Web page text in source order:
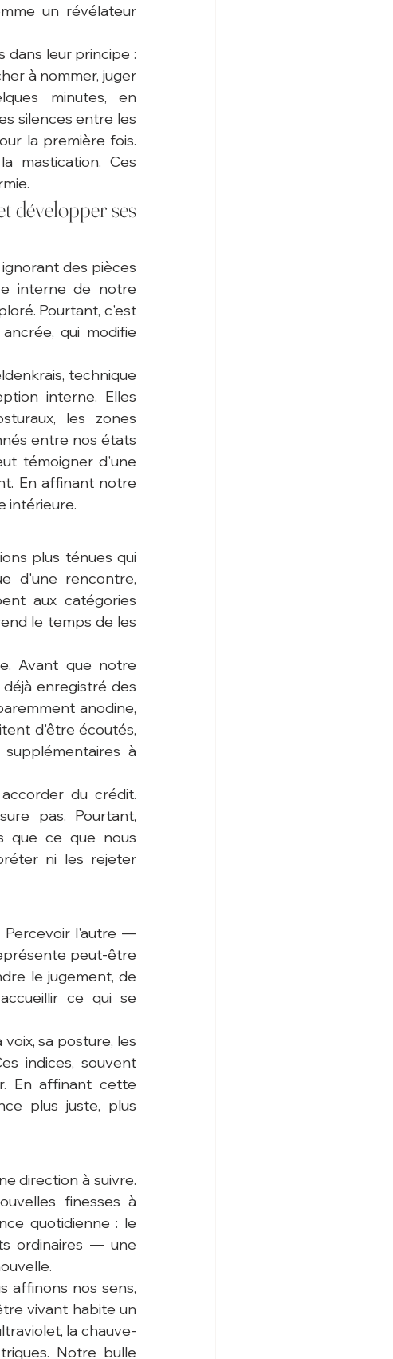
un révélateur
dans leur principe :
à nommer, juger
minutes, en
silences entre les
la première fois.
mastication. Ces
développer ses
des pièces
interne de notre
Pourtant, c'est
qui modifie
technique
interne. Elles
les zones
entre nos états
témoigner d'une
En affinant notre
intérieure.
plus ténues qui
d'une rencontre,
aux catégories
le temps de les
Avant que notre
enregistré des
anodine,
d'être écoutés,
à
du crédit.
pas. Pourtant,
que ce que nous
ni les rejeter
Percevoir l'autre —
peut-être
le jugement, de
ce qui se
sa posture, les
indices, souvent
En affinant cette
plus juste, plus
direction à suivre.
finesses à
quotidienne : le
ordinaires — une
affinons nos sens,
vivant habite un
la chauve-
Notre bulle